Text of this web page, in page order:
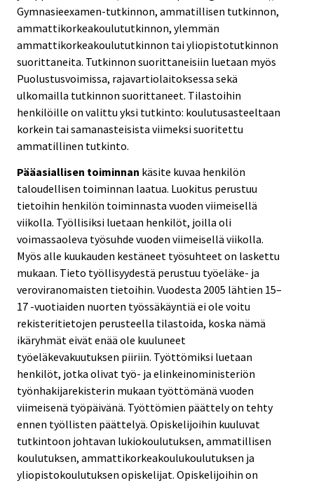
Gymnasieexamen-tutkinnon, ammatillisen tutkinnon,
ammattikorkeakoulututkinnon, ylemmän
ammattikorkeakoulututkinnon tai yliopistotutkinnon
suorittaneita. Tutkinnon suorittaneisiin luetaan myös
Puolustusvoimissa, rajavartiolaitoksessa sekä
ulkomailla tutkinnon suorittaneet. Tilastoihin
henkilöille on valittu yksi tutkinto: koulutusasteeltaan
korkein tai samanasteisista viimeksi suoritettu
ammatillinen tutkinto.
Pääasiallisen toiminnan käsite kuvaa henkilön
taloudellisen toiminnan laatua. Luokitus perustuu
tietoihin henkilön toiminnasta vuoden viimeisellä
viikolla. Työllisiksi luetaan henkilöt, joilla oli
voimassaoleva työsuhde vuoden viimeisellä viikolla.
Myös alle kuukauden kestäneet työsuhteet on laskettu
mukaan. Tieto työllisyydestä perustuu työeläke- ja
veroviranomaisten tietoihin. Vuodesta 2005 lähtien 15–
17 -vuotiaiden nuorten työssäkäyntiä ei ole voitu
rekisteritietojen perusteella tilastoida, koska nämä
ikäryhmät eivät enää ole kuuluneet
työeläkevakuutuksen piiriin. Työttömiksi luetaan
henkilöt, jotka olivat työ- ja elinkeinoministeriön
työnhakijarekisterin mukaan työttömänä vuoden
viimeisenä työpäivänä. Työttömien päättely on tehty
ennen työllisten päättelyä. Opiskelijoihin kuuluvat
tutkintoon johtavan lukiokoulutuksen, ammatillisen
koulutuksen, ammattikorkeakoulukoulutuksen ja
yliopistokoulutuksen opiskelijat. Opiskelijoihin on